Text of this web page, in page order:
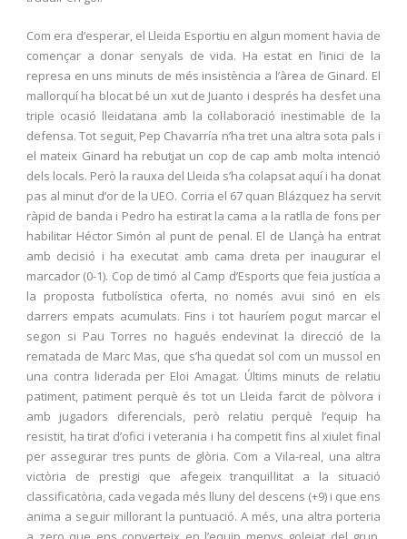
Com era d’esperar, el Lleida Esportiu en algun moment havia de
començar a donar senyals de vida. Ha estat en l’inici de la
represa en uns minuts de més insistència a l’àrea de Ginard. El
mallorquí ha blocat bé un xut de Juanto i després ha desfet una
triple ocasió lleidatana amb la col·laboració inestimable de la
defensa. Tot seguit, Pep Chavarría n’ha tret una altra sota pals i
el mateix Ginard ha rebutjat un cop de cap amb molta intenció
dels locals. Però la rauxa del Lleida s’ha colapsat aquí i ha donat
pas al minut d’or de la UEO. Corria el 67 quan Blázquez ha servit
ràpid de banda i Pedro ha estirat la cama a la ratlla de fons per
habilitar Héctor Simón al punt de penal. El de Llançà ha entrat
amb decisió i ha executat amb cama dreta per inaugurar el
marcador (0-1). Cop de timó al Camp d’Esports que feia justícia a
la proposta futbolística oferta, no només avui sinó en els
darrers empats acumulats. Fins i tot hauríem pogut marcar el
segon si Pau Torres no hagués endevinat la direcció de la
rematada de Marc Mas, que s’ha quedat sol com un mussol en
una contra liderada per Eloi Amagat. Últims minuts de relatiu
patiment, patiment perquè és tot un Lleida farcit de pòlvora i
amb jugadors diferencials, però relatiu perquè l’equip ha
resistit, ha tirat d’ofici i veterania i ha competit fins al xiulet final
per assegurar tres punts de glòria. Com a Vila-real, una altra
victòria de prestigi que afegeix tranquil·litat a la situació
classificatòria, cada vegada més lluny del descens (+9) i que ens
anima a seguir millorant la puntuació. A més, una altra porteria